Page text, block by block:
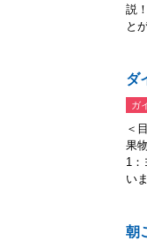
説
と
ダ
ガ
＜
果
1：
い
朝